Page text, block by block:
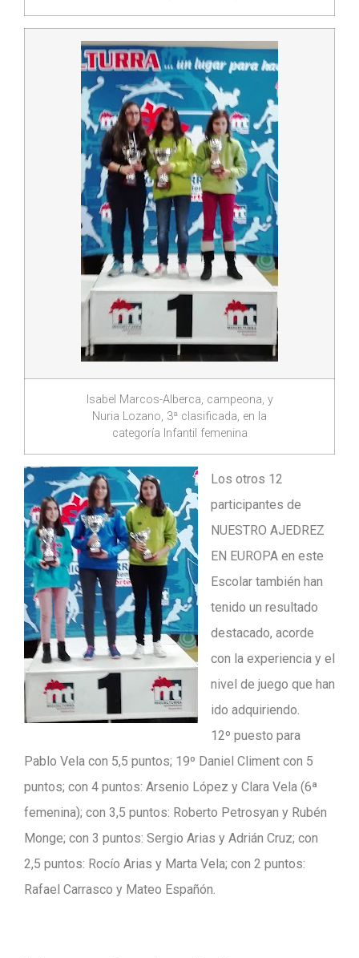
Isabel Marcos-Alberca, campeona, y
Nuria Lozano, 3ª clasificada, en la
categoría Infantil femenina
Los otros 12
participantes de
NUESTRO AJEDREZ
EN EUROPA en este
Escolar también han
tenido un resultado
destacado, acorde
con la experiencia y el
nivel de juego que han
ido adquiriendo.
12º puesto para
Pablo Vela con 5,5 puntos; 19º Daniel Climent con 5
puntos; con 4 puntos: Arsenio López y Clara Vela (6ª
femenina); con 3,5 puntos: Roberto Petrosyan y Rubén
Monge; con 3 puntos: Sergio Arias y Adrián Cruz; con
2,5 puntos: Rocío Arias y Marta Vela; con 2 puntos:
Rafael Carrasco y Mateo Españón.